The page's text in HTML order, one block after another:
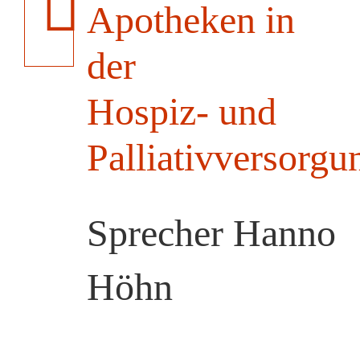
Apotheken in
der
Hospiz- und
Sprecher Hanno
Höhn